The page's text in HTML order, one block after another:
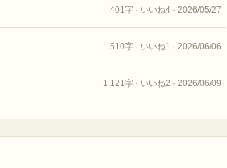
401字 · いいね4 · 2026/05/27
510字 · いいね1 · 2026/06/06
1,121字 · いいね2 · 2026/06/09